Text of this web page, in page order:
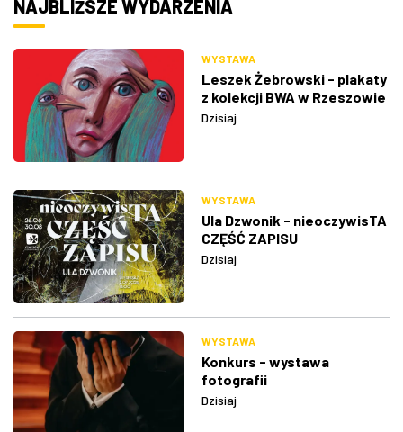
NAJBLIŻSZE WYDARZENIA
WYSTAWA
Leszek Żebrowski - plakaty
z kolekcji BWA w Rzeszowie
Dzisiaj
WYSTAWA
Ula Dzwonik - nieoczywisTA
CZĘŚĆ ZAPISU
Dzisiaj
WYSTAWA
Konkurs - wystawa
fotografii
Dzisiaj